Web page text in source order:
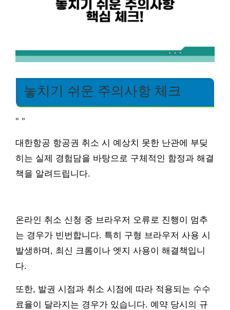
놓치기 쉬운 주의사항 체크
" "
대한항공 항공권 취소 시 예상치 못한 난관에 부딪
히는 실제 경험담을 바탕으로 구체적인 함정과 해결
책을 알려드립니다.
온라인 취소 신청 중 브라우저 오류로 진행이 멈추
는 경우가 빈번합니다. 특히 구형 브라우저 사용 시
발생하며, 최신 크롬이나 엣지 사용이 해결책입니
다.
또한, 발권 시점과 취소 시점에 따라 적용되는 수수
료율이 달라지는 경우가 있습니다. 예약 당시의 규